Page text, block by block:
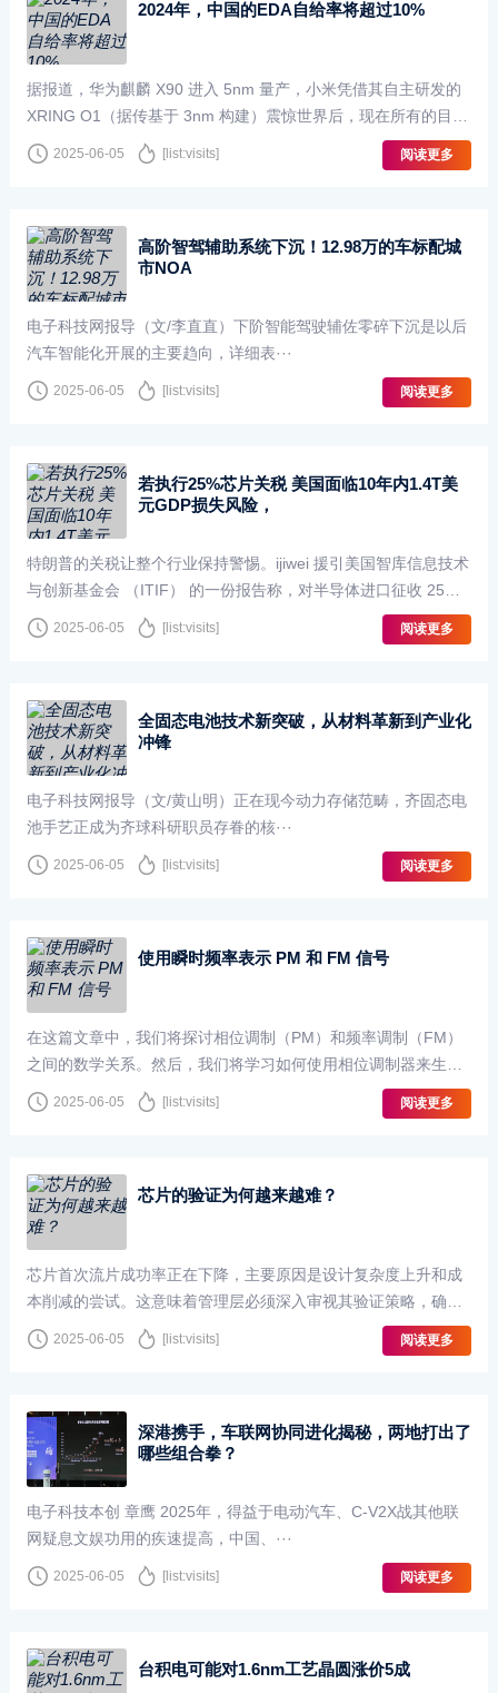
2024年，中国的EDA自给率将超过10%
据报道，华为麒麟 X90 进入 5nm 量产，小米凭借其自主研发的
XRING O1（据传基于 3nm 构建）震惊世界后，现在所有的目光
都集中在中国的芯片领域。然而，随着华盛顿在 5 月下···
2025-06-05 [list:visits] 阅读更多
高阶智驾辅助系统下沉！12.98万的车标配城
市NOA
电子科技网报导（文/李直直）下阶智能驾驶辅佐零碎下沉是以后
汽车智能化开展的主要趋向，详细表···
2025-06-05 [list:visits] 阅读更多
若执行25%芯片关税 美国面临10年内1.4T美
元GDP损失风险，
特朗普的关税让整个行业保持警惕。ijiwei 援引美国智库信息技术
与创新基金会 （ITIF） 的一份报告称，对半导体进口征收 25%
的全面关税将导致美国经济增长在第一···
2025-06-05 [list:visits] 阅读更多
全固态电池技术新突破，从材料革新到产业化
冲锋
电子科技网报导（文/黄山明）正在现今动力存储范畴，齐固态电
池手艺正成为齐球科研职员存眷的核···
2025-06-05 [list:visits] 阅读更多
使用瞬时频率表示 PM 和 FM 信号
在这篇文章中，我们将探讨相位调制（PM）和频率调制（FM）
之间的数学关系。然后，我们将学习如何使用相位调制器来生成
FM 信号，反之亦然。角调制技术分为两类：相位调制（···
2025-06-05 [list:visits] 阅读更多
芯片的验证为何越来越难？
芯片首次流片成功率正在下降，主要原因是设计复杂度上升和成
本削减的尝试。这意味着管理层必须深入审视其验证策略，确保
工具和人员的潜力得到最大发挥。自半导体时代伊始，···
2025-06-05 [list:visits] 阅读更多
深港携手，车联网协同进化揭秘，两地打出了
哪些组合拳？
电子科技本创 章鹰 2025年，得益于电动汽车、C-V2X战其他联
网疑息文娱功用的疾速提高，中国、···
2025-06-05 [list:visits] 阅读更多
台积电可能对1.6nm工艺晶圆涨价5成